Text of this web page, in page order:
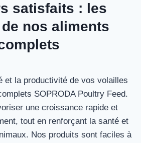
satisfaits : les
nos aliments
et la productivité de vos volailles
SOPRODA Poultry Feed.
une croissance rapide et
tout en renforçant la santé et
Nos produits sont faciles à